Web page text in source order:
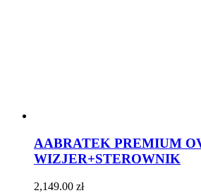
AABRATEK PREMIUM
WIZJER+STEROWNIK
2,149.00 zł